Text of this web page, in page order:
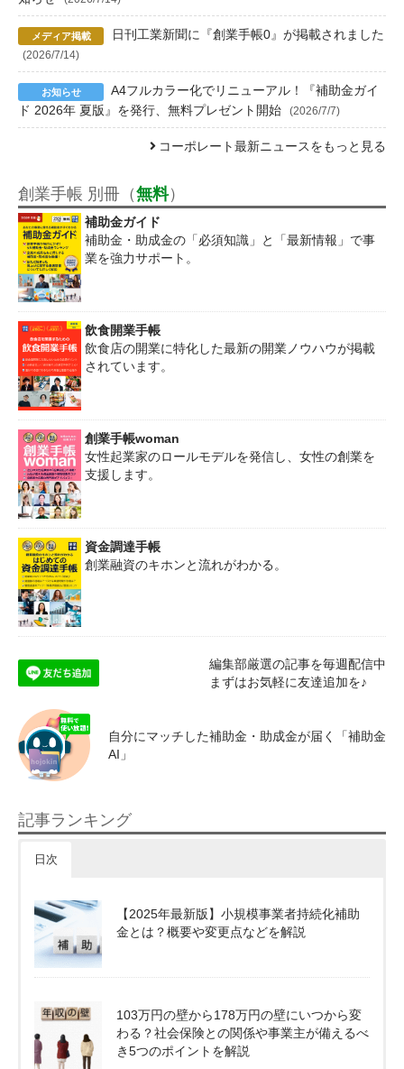
日刊工業新聞に『創業手帳0』が掲載されました
(2026/7/14)
A4フルカラー化でリニューアル！『補助金ガイ
ド 2026年 夏版』を発行、無料プレゼント開始
(2026/7/7)
コーポレート最新ニュースをもっと見る
創業手帳 別冊（無料）
補助金ガイド
補助金・助成金の「必須知識」と「最新情報」で事
業を強力サポート。
飲食開業手帳
飲食店の開業に特化した最新の開業ノウハウが掲載
されています。
創業手帳woman
女性起業家のロールモデルを発信し、女性の創業を
支援します。
資金調達手帳
創業融資のキホンと流れがわかる。
編集部厳選の記事を毎週配信中
まずはお気軽に友達追加を♪
自分にマッチした補助金・助成金が届く「補助金
AI」
記事ランキング
日次
【2025年最新版】小規模事業者持続化補助
金とは？概要や変更点などを解説
103万円の壁から178万円の壁にいつから変
わる？社会保険との関係や事業主が備えるべ
き5つのポイントを解説